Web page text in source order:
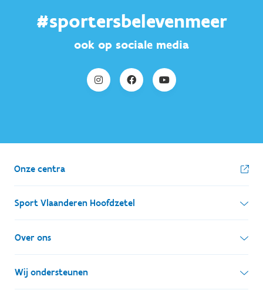
#sportersbelevenmeer
ook op sociale media
Onze centra
Sport Vlaanderen Hoofdzetel
Simon Bolivarlaan 17
1000 Brussel
Ondernemingsnummer: BE 0248.142.826
Over ons
Wie zijn we, wat doen we
Wij ondersteunen